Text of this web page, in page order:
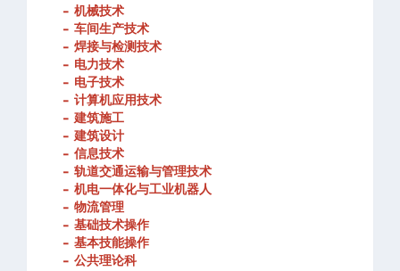
- 机械技术
- 车间生产技术
- 焊接与检测技术
- 电力技术
- 电子技术
- 计算机应用技术
-建筑施工
-建筑设计
- 信息技术
- 轨道交通运输与管理技术
- 机电一体化与工业机器人
- 物流管理
- 基础技术操作
- 基本技能操作
- 公共理论科